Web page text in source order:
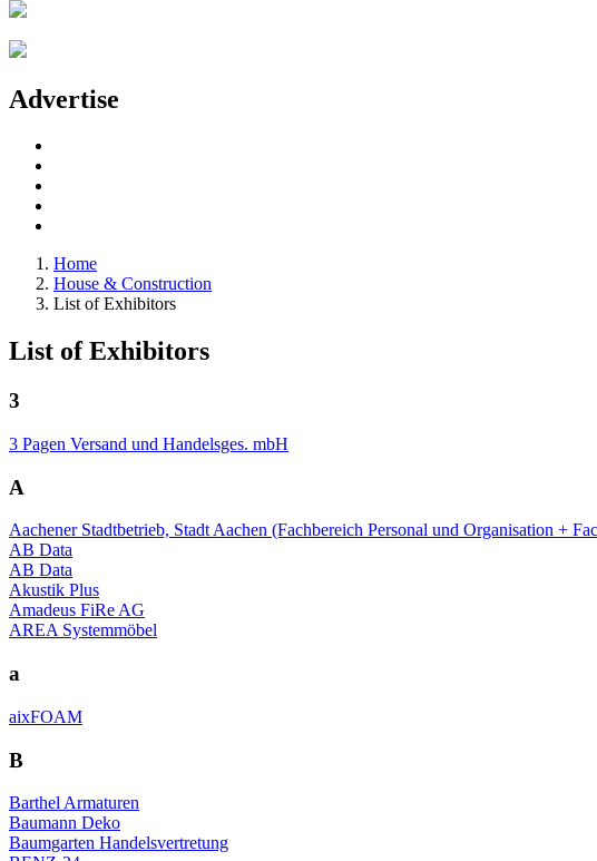
Advertise
Home
House & Construction
List of Exhibitors
List of Exhibitors
3
3 Pagen Versand und Handelsges. mbH
A
Aachener Stadtbetrieb, Stadt Aachen (Fachbereich Personal und Organisation +
AB Data
AB Data
Akustik Plus
Amadeus FiRe AG
AREA Systemmöbel
a
aixFOAM
B
Barthel Armaturen
Baumann Deko
Baumgarten Handelsvertretung